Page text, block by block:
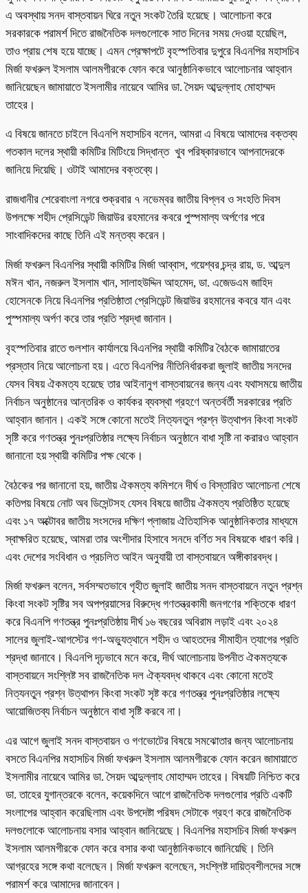
এ অবস্থায় সনদ বাস্তবায়ন ঘিরে নতুন সংকট তৈরি হয়েছে। আলোচনা করে
সরকারকে পরামর্শ দিতে রাজনৈতিক দলগুলোকে সাত দিনের সময় দেওয়া হয়েছিল,
তাও প্রায় শেষ হয়ে যাচ্ছে। এমন প্রেক্ষাপটে বৃহস্পতিবার দুপুরে বিএনপির মহাসচিব
মির্জা ফখরুল ইসলাম আলমগীরকে ফোন করে আনুষ্ঠানিকভাবে আলোচনার আহ্বান
জানিয়েছেন জামায়াতে ইসলামীর নায়েবে আমির ডা. সৈয়দ আব্দুল্লাহ মোহাম্মদ
তাহের।
এ বিষয়ে জানতে চাইলে বিএনপি মহাসচিব বলেন, আমরা এ বিষয়ে আমাদের বক্তব্য
গতকাল দলের স্থায়ী কমিটির মিটিংয়ে সিদ্ধান্ত খুব পরিষ্কারভাবে আপনাদেরকে
জানিয়ে দিয়েছি। ওটাই আমাদের বক্তব্যে।
রাজধানীর শেরেবাংলা নগরে শুক্রবার ৭ নভেম্বর জাতীয় বিপ্লব ও সংহতি দিবস
উপলক্ষে শহীদ প্রেসিডেন্ট জিয়াউর রহমানের কবরে পুস্পমাল্য অর্পণের পরে
সাংবাদিকদের কাছে তিনি এই মন্তব্য করেন।
মির্জা ফখরুল বিএনপির স্থায়ী কমিটির মির্জা আব্বাস, গয়েশ্বর চন্দ্র রায়, ড. আব্দুল
মঈন খান, নজরুল ইসলাম খান, সালাহউদ্দিন আহমেদ, ডা. এজেডএম জাহিদ
হোসেনকে নিয়ে বিএনপির প্রতিষ্ঠাতা প্রেসিডেন্ট জিয়াউর রহমানের কবরে যান এবং
পুস্পমাল্য অর্পণ করে তার প্রতি শ্রদ্ধা জানান।
বৃহস্পতিবার রাতে গুলশান কার্যালয়ে বিএনপির স্থায়ী কমিটির বৈঠকে জামায়াতের
প্রস্তাব নিয়ে আলোচনা হয়। এতে বিএনপির নীতিনির্ধারকরা জুলাই জাতীয় সনদের
যেসব বিষয় ঐকমত্য হয়েছে তার আইনানুগ বাস্তবায়নের জন্য এবং যথাসময়ে জাতীয়
নির্বাচন অনুষ্ঠানের আন্তরিক ও কার্যকর ব্যবস্থা গ্রহণে অন্তর্বর্তী সরকারের প্রতি
আহ্বান জানান। একই সঙ্গে কোনো মতেই নিত্যনতুন প্রশ্ন উত্থাপন কিংবা সংকট
সৃষ্টি করে গণতন্ত্র পুনঃপ্রতিষ্ঠার লক্ষ্যে নির্বাচন অনুষ্ঠানে বাধা সৃষ্টি না করারও আহ্বান
জানানো হয় স্থায়ী কমিটির পক্ষ থেকে।
বৈঠকের পর জানানো হয়, জাতীয় ঐকমত্য কমিশনে দীর্ঘ ও বিস্তারিত আলোচনা শেষে
কতিপয় বিষয়ে নোট অব ডিসেন্টসহ যেসব বিষয়ে জাতীয় ঐকমত্য প্রতিষ্ঠিত হয়েছে
এবং ১৭ অক্টোবর জাতীয় সংসদের দক্ষিণ প্লাজায় ঐতিহাসিক আনুষ্ঠানিকতার মাধ্যমে
স্বাক্ষরিত হয়েছে, আমরা তার অংশীদার হিসাবে সনদে বর্ণিত সব বিষয়কে ধারণ করি।
এবং দেশের সংবিধান ও প্রচলিত আইন অনুযায়ী তা বাস্তবায়নে অঙ্গীকারবদ্ধ।
মির্জা ফখরুল বলেন, সর্বসম্মতভাবে গৃহীত জুলাই জাতীয় সনদ বাস্তবায়নে নতুন প্রশ্ন
কিংবা সংকট সৃষ্টির সব অপপ্রয়াসের বিরুদ্ধে গণতন্ত্রকামী জনগণের শক্তিকে ধারণ
করে বিএনপি গণতন্ত্র পুনঃপ্রতিষ্ঠায় দীর্ঘ ১৬ বছরের অবিরাম লড়াই এবং ২০২৪
সালের জুলাই-আগস্টের গণ-অভ্যুত্থানে শহীদ ও আহতদের সীমাহীন ত্যাগের প্রতি
শ্রদ্ধা জানাবে। বিএনপি দৃঢ়ভাবে মনে করে, দীর্ঘ আলোচনায় উপনীত ঐকমত্যকে
বাস্তবায়নে সংশ্লিষ্ট সব রাজনৈতিক দল ঐক্যবদ্ধ থাকবে এবং কোনো মতেই
নিত্যনতুন প্রশ্ন উত্থাপন কিংবা সংকট সৃষ্ট করে গণতন্ত্র পুনঃপ্রতিষ্ঠার লক্ষ্যে
আয়োজিতব্য নির্বাচন অনুষ্ঠানে বাধা সৃষ্টি করবে না।
এর আগে জুলাই সনদ বাস্তবায়ন ও গণভোটের বিষয়ে সমঝোতার জন্য আলোচনায়
বসতে বিএনপির মহাসচিব মির্জা ফখরুল ইসলাম আলমগীরকে ফোন করেন জামায়াতে
ইসলামীর নায়েবে আমির ডা. সৈয়দ আব্দুল্লাহ মোহাম্মদ তাহের। বিষয়টি নিশ্চিত করে
ডা. তাহের যুগান্তরকে বলেন, কয়েকদিনে আগে রাজনৈতিক দলগুলোর প্রতি একটি
সংলাপের আহ্বান করেছিলাম এবং উপদেষ্টা পরিষদ সেটাকে গ্রহণ করে রাজনৈতিক
দলগুলোকে আলোচনায় বসার আহ্বান জানিয়েছে। বিএনপির মহাসচিব মির্জা ফখরুল
ইসলাম আলমগীরকে ফোন করে বসার কথা আনুষ্ঠানিকভাবে জানিয়েছি। তিনি
আগ্রহের সঙ্গে কথা বলেছেন। মির্জা ফখরুল বলেছেন, সংশ্লিষ্ট দায়িত্বশীলদের সঙ্গে
পরামর্শ করে আমাদের জানাবেন।